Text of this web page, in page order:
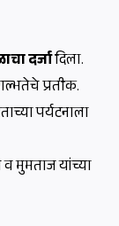
दर्जादिला.
प्रतीक.
पर्यटनाला
व मुमताज यांच्या